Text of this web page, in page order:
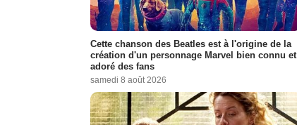
Cette chanson des Beatles est à l'origine de la
création d'un personnage Marvel bien connu et
adoré des fans
samedi 8 août 2026